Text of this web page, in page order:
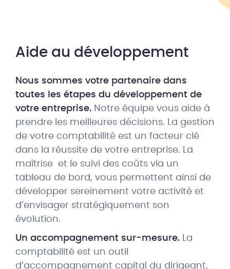
Aide au développement
Nous sommes votre partenaire dans
toutes les étapes du développement de
votre entreprise. Notre équipe vous aide à
prendre les meilleures décisions. La gestion
de votre comptabilité est un facteur clé
dans la réussite de votre entreprise. La
maîtrise et le suivi des coûts via un
tableau de bord, vous permettent ainsi de
développer sereinement votre activité et
d’envisager stratégiquement son
évolution.
Un accompagnement sur-mesure. La
comptabilité est un outil
d’accompagnement capital du dirigeant,